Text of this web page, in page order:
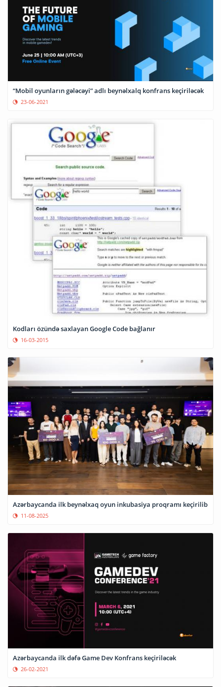
“Mobil oyunların gələcəyi” adlı beynəlxalq konfrans keçiriləcək
23-06-2021
Kodları özündə saxlayan Google Code bağlanır
16-03-2015
Azərbaycanda ilk beynəlxaq oyun inkubasiya proqramı keçirilib
11-08-2025
Azərbaycanda ilk dəfə Game Dev Konfrans keçiriləcək
26-02-2021